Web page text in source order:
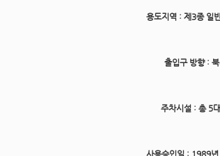
용도지역 : 제3종 일
출입구 방향: 북
주차시설: 총 5
사용승인일: 1989년